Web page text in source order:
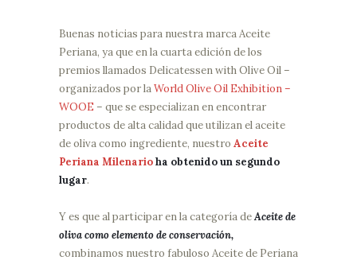
Buenas noticias para nuestra marca Aceite
Periana, ya que en la cuarta edición de los
premios llamados Delicatessen with Olive Oil –
organizados por laWorld Olive Oil Exhibition –
WOOE – que se especializan en encontrar
productos de alta calidad que utilizan el aceite
de oliva como ingrediente, nuestro Aceite
Periana Milenarioha obtenido un segundo
lugar.
Y es que al participar en la categoría deAceite de
oliva como elemento de conservación,
combinamos nuestro fabuloso Aceite de Periana